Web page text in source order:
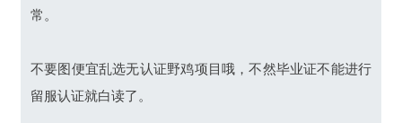
常。
不要图便宜乱选无认证野鸡项目哦，不然毕业证不能进行
留服认证就白读了。